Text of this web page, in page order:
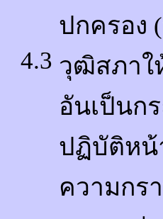
ปกครอง
4.3 วุฒิสภาใ
อันเป็นก
ปฏิบัติหน้
ความกร